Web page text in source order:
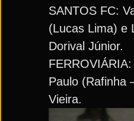
SANTOS FC:
(Lucas Lima) e
Dorival Júnior.
Paulo (Rafinha
Vieira.